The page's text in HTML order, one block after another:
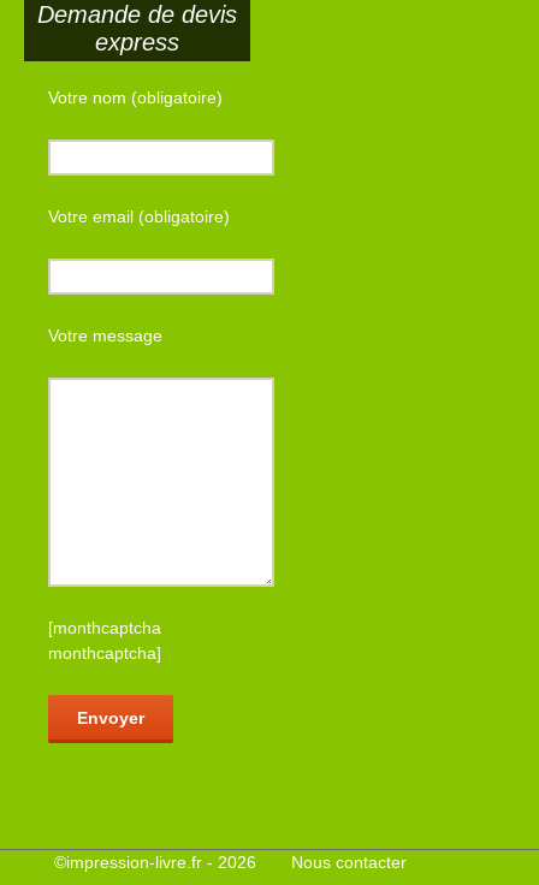
Demande de devis
express
Votre nom (obligatoire)
Votre email (obligatoire)
Votre message
[monthcaptcha
monthcaptcha]
©impression-livre.fr - 2026 Nous contacter